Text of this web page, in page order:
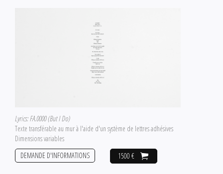
Lyrics: FA.0000 (But I Do)
Texte transférable au mur à l'aide d'un système de lettres adhésives
Dimensions variables
1500 €
DEMANDE D'INFORMATIONS